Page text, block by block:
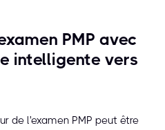
PMP avec
intelligente vers
de l'examen PMP peut être